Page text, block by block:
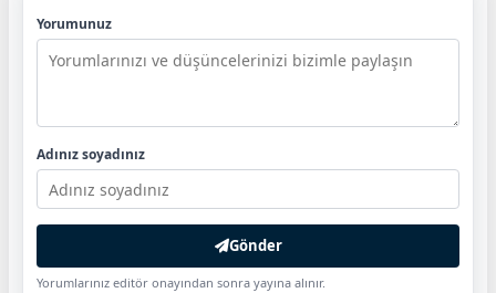
Yorumunuz
Adınız soyadınız
Gönder
Yorumlarınız editör onayından sonra yayına alınır.